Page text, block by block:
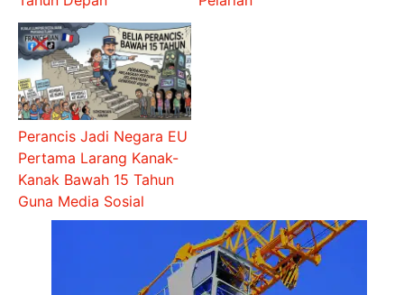
Perancis Jadi Negara EU
Pertama Larang Kanak-
Kanak Bawah 15 Tahun
Guna Media Sosial